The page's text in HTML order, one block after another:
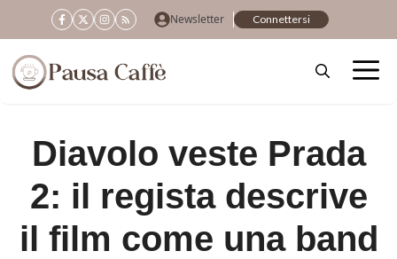
al
contenuto
Newsletter Connettersi
Diavolo veste Prada
2: il regista descrive
il film come una band